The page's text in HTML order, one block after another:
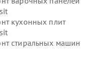
кухонных плит
стиральных машин